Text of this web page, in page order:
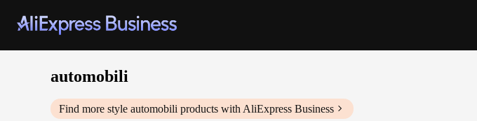
automobili
Find more style automobili products with AliExpress Business